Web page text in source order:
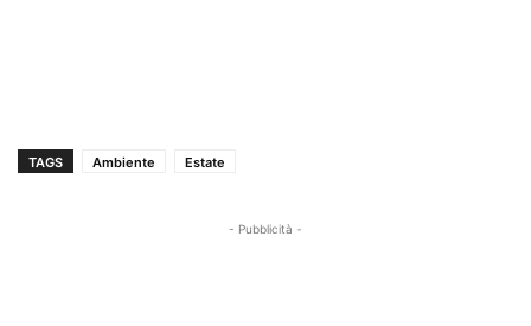
TAGS Ambiente Estate
- Pubblicità -